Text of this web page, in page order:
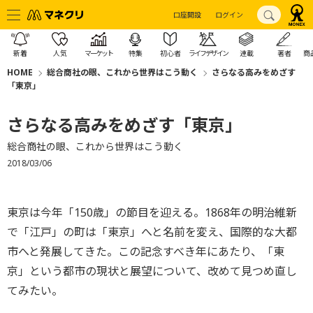
口座開設 ログイン
新着 人気 マーケット 特集 初心者 ライフデザイン 連載 著者 商
HOME 総合商社の眼、これから世界はこう動く
さらなる高みをめざす
「東京」
さらなる高みをめざす「東京」
総合商社の眼、これから世界はこう動く
2018/03/06
東京は今年「150歳」の節目を迎える。1868年の明治維新
で「江戸」の町は「東京」へと名前を変え、国際的な大都
市へと発展してきた。この記念すべき年にあたり、「東
京」という都市の現状と展望について、改めて見つめ直し
てみたい。